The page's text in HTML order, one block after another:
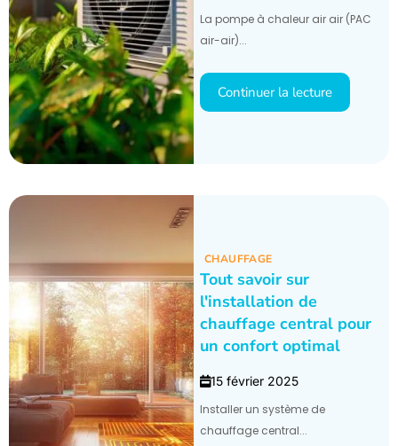
La pompe à chaleur air air (PAC
air-air)...
Continuer la lecture
CHAUFFAGE
Tout savoir sur
l'installation de
chauffage central pour
un confort optimal
15 février 2025
Installer un système de
chauffage central...